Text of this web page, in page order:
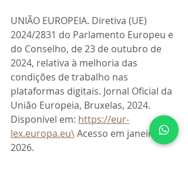
UNIÃO EUROPEIA. Diretiva (UE)
2024/2831 do Parlamento Europeu e
do Conselho, de 23 de outubro de
2024, relativa à melhoria das
condições de trabalho nas
plataformas digitais. Jornal Oficial da
União Europeia, Bruxelas, 2024.
Disponível em: https://eur-
lex.europa.eu\ Acesso em janeiro de
2026.